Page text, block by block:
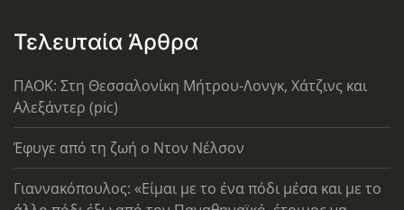
Τελευταία Άρθρα
ΠΑΟΚ: Στη Θεσσαλονίκη Μήτρου-Λονγκ, Χάτζινς και
Αλεξάντερ (pic)
Έφυγε από τη ζωή ο Ντον Νέλσον
Γιαννακόπουλος: «Είμαι με το ένα πόδι μέσα και με το